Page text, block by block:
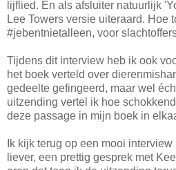
lijflied. En als afsluiter natuurlijk
Lee Towers versie uiteraard. Hoe
#jebentnietalleen, voor
Tijdens dit interview heb ik ook
het boek verteld over
gedeelte gefingeerd, maar wel
uitzending vertel ik hoe
deze passage in mijn boek in
Ik kijk terug op een mooi
liever, een prettig gesprek met